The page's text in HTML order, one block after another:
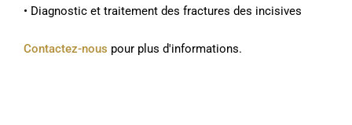
• Diagnostic et traitement des fractures des incisives
Contactez-nous pour plus d'informations.